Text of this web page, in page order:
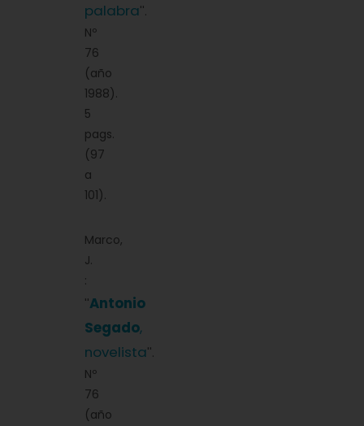
palabra''.
Nº
76
(año
1988).
5
pags.
(97
a
101).
Marco,
J.
:
''Antonio
Segado,
novelista''.
Nº
76
(año